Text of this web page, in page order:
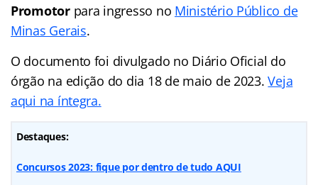
Promotorpara ingresso no Ministério Público de
Minas Gerais.
O documento foi divulgado no Diário Oficial do
órgão na edição do dia 18 de maio de 2023.Veja
aqui na íntegra.
Destaques:
Concursos 2023: fique por dentro de tudo AQUI